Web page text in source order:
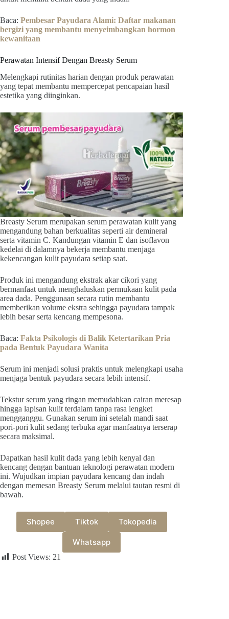
Baca: Pembesar Payudara Alami: Daftar makanan
bergizi yang membantu menyeimbangkan hormon
kewanitaan
Perawatan Intensif Dengan Breasty Serum
Melengkapi rutinitas harian dengan produk perawatan
yang tepat membantu mempercepat pencapaian hasil
estetika yang diinginkan.
Breasty Serum merupakan serum perawatan kulit yang
mengandung bahan berkualitas seperti air demineral
serta vitamin C. Kandungan vitamin E dan isoflavon
kedelai di dalamnya bekerja membantu menjaga
kekencangan kulit payudara setiap saat.
Produk ini mengandung ekstrak akar cikori yang
bermanfaat untuk menghaluskan permukaan kulit pada
area dada. Penggunaan secara rutin membantu
memberikan volume ekstra sehingga payudara tampak
lebih besar serta kencang mempesona.
Baca: Fakta Psikologis di Balik Ketertarikan Pria
pada Bentuk Payudara Wanita
Serum ini menjadi solusi praktis untuk melengkapi usaha
menjaga bentuk payudara secara lebih intensif.
Tekstur serum yang ringan memudahkan cairan meresap
hingga lapisan kulit terdalam tanpa rasa lengket
mengganggu. Gunakan serum ini setelah mandi saat
pori-pori kulit sedang terbuka agar manfaatnya terserap
secara maksimal.
Dapatkan hasil kulit dada yang lebih kenyal dan
kencang dengan bantuan teknologi perawatan modern
ini. Wujudkan impian payudara kencang dan indah
dengan memesan Breasty Serum melalui tautan resmi di
bawah.
Shopee Tiktok Tokopedia
Whatsapp
Post Views: 21